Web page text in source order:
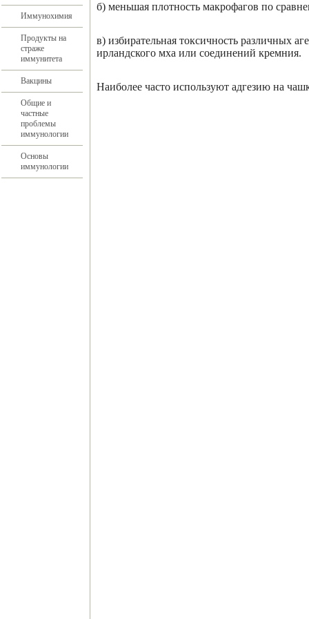
Иммунохимия
Продукты на
страже
иммунитета
Вакцины
Общие и
частные
проблемы
иммунологии
Основы
иммунологии
б) меньшая плотность макрофагов по
в) избирательная токсичность различных
ирландского мха или соединений кремния.
Наиболее часто используют адгезию на